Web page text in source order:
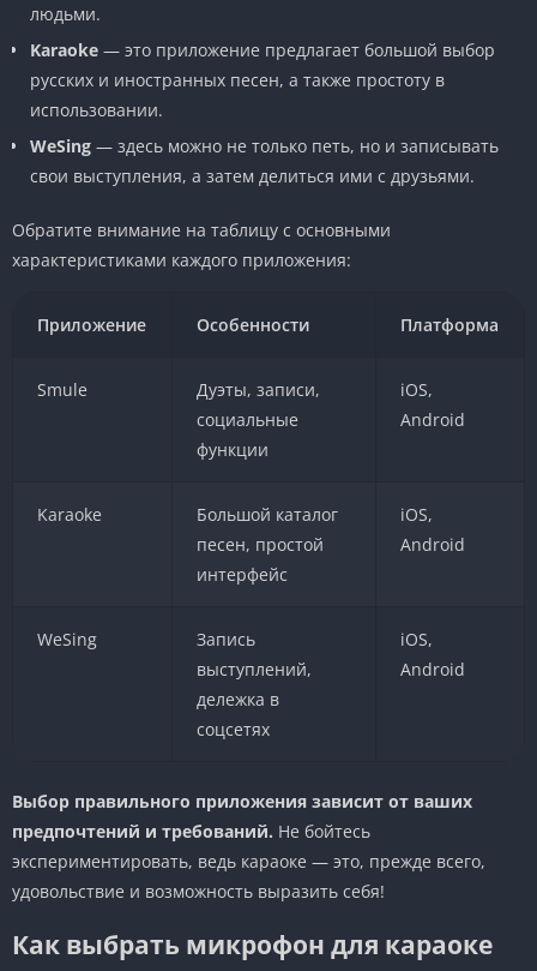
людьми.
Karaoke — это приложение предлагает большой выбор
русских и иностранных песен, а также простоту в
использовании.
WeSing — здесь можно не только петь, но и записывать
свои выступления, а затем делиться ими с друзьями.
Обратите внимание на таблицу с основными
характеристиками каждого приложения:
Приложение Особенности Платформа
Smule
Дуэты, записи,
социальные
функции
iOS,
Android
Karaoke
Большой каталог
песен, простой
интерфейс
iOS,
Android
WeSing
Запись
выступлений,
дележка в
соцсетях
iOS,
Android
Выбор правильного приложения зависит от ваших
предпочтений и требований. Не бойтесь
экспериментировать, ведь караоке — это, прежде всего,
удовольствие и возможность выразить себя!
Как выбрать микрофон для караоке